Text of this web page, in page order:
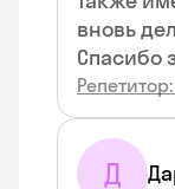
вновь
Спасибо
Д